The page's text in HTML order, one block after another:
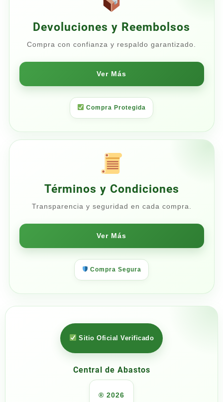
Devoluciones y Reembolsos
Compra con confianza y respaldo garantizado.
Ver Más
Compra Protegida
Términos y Condiciones
Transparencia y seguridad en cada compra.
Ver Más
Compra Segura
Sitio Oficial Verificado
Central de Abastos
® 2026